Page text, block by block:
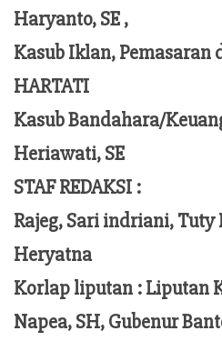
Haryanto, SE ,
Kasub Iklan, Pemasaran
HARTATI
Kasub Bandahara/
Heriawati, SE
STAF REDAKSI :
Rajeg, Sari indriani,
Heryatna
Korlap liputan :Liputan
Napea, SH,Gubenur